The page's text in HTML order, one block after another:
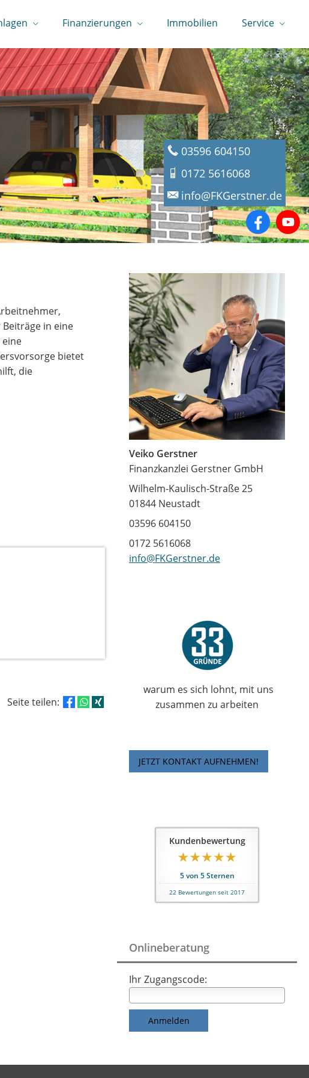
Finanzierungen Immobilien Service
03596 604150
0172 5616068
info@FKGerstner.de
Veiko Gerstner
Finanzkanzlei Gerstner GmbH
Wilhelm-Kaulisch-Straße 25
01844 Neustadt
03596 604150
0172 5616068
info@FKGerstner.de
warum es sich lohnt, mit uns
zusammen zu arbeiten
JETZT KONTAKT AUFNEHMEN!
Kundenbewertung
5von 5Sternen
22 Bewertungen seit 2017
Onlineberatung
Ihr Zugangscode:
in eine
bietet
die
Seite teilen: